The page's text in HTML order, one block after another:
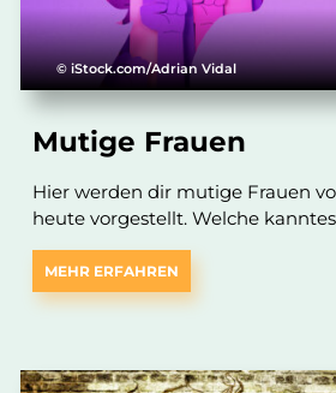
© iStock.com/Adrian Vidal
Mutige Frauen
Hier werden dir mutige Frauen
heute vorgestellt. Welche
MEHR ERFAHREN